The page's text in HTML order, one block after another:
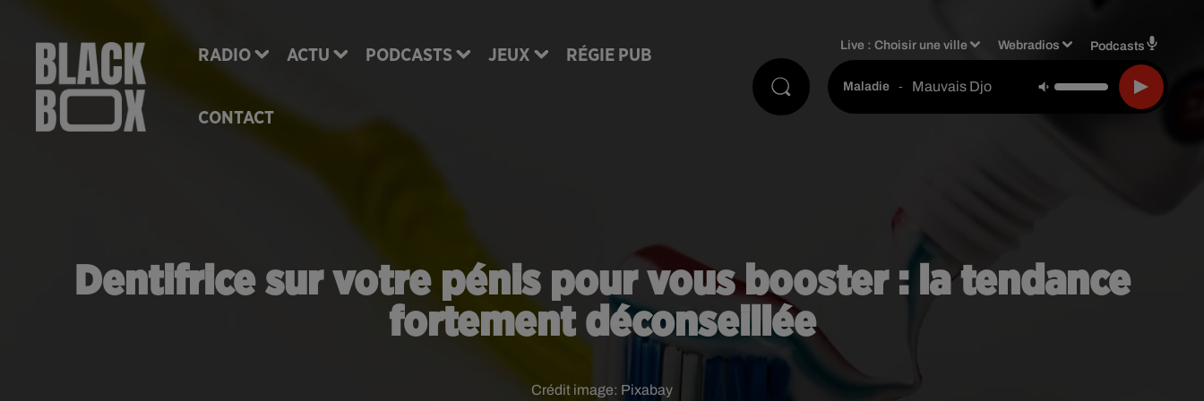
RADIO ACTU PODCASTS JEUX RÉGIE PUB
CONTACT
Live :Choisir une ville Webradios Podcasts
Maladie - Mauvais Djo
Dentifrice sur votre pénis pour vous booster : la tendance
fortement déconseillée
Crédit image: Pixabay